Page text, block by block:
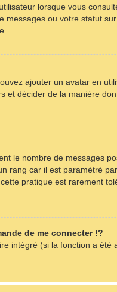
lorsque vous
ou votre statut
ajouter un avatar en
et décider de la manière
le nombre de messages
rang car il est paramétré
pratique est rarement
de me connecter !?
intégré (si la fonction a